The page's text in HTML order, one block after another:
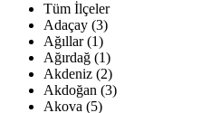
Tüm İlçeler
Adaçay (3)
Ağıllar (1)
Ağırdağ (1)
Akdeniz (2)
Akdoğan (3)
Akova (5)